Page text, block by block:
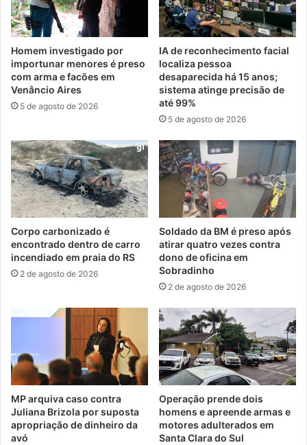
Homem investigado por
importunar menores é preso
com arma e facões em
Venâncio Aires
5 de agosto de 2026
IA de reconhecimento facial
localiza pessoa
desaparecida há 15 anos;
sistema atinge precisão de
até 99%
5 de agosto de 2026
Corpo carbonizado é
encontrado dentro de carro
incendiado em praia do RS
2 de agosto de 2026
Soldado da BM é preso após
atirar quatro vezes contra
dono de oficina em
Sobradinho
2 de agosto de 2026
MP arquiva caso contra
Juliana Brizola por suposta
apropriação de dinheiro da
avó
Operação prende dois
homens e apreende armas e
motores adulterados em
Santa Clara do Sul